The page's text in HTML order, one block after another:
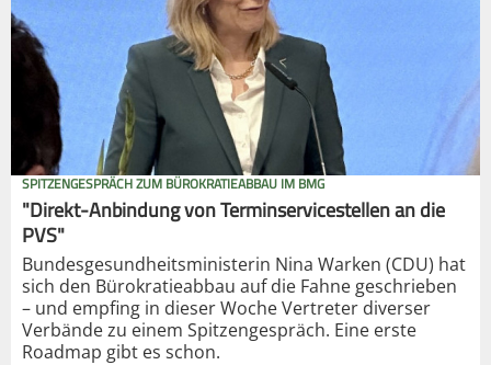
SPITZENGESPRÄCH ZUM BÜROKRATIEABBAU IM BMG
"Direkt-Anbindung von Terminservicestellen an die
PVS"
Bundesgesundheitsministerin Nina Warken (CDU) hat
sich den Bürokratieabbau auf die Fahne geschrieben
– und empfing in dieser Woche Vertreter diverser
Verbände zu einem Spitzengespräch. Eine erste
Roadmap gibt es schon.